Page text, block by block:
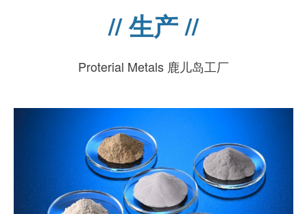
// 生产 //
Proterial Metals 鹿儿岛工厂